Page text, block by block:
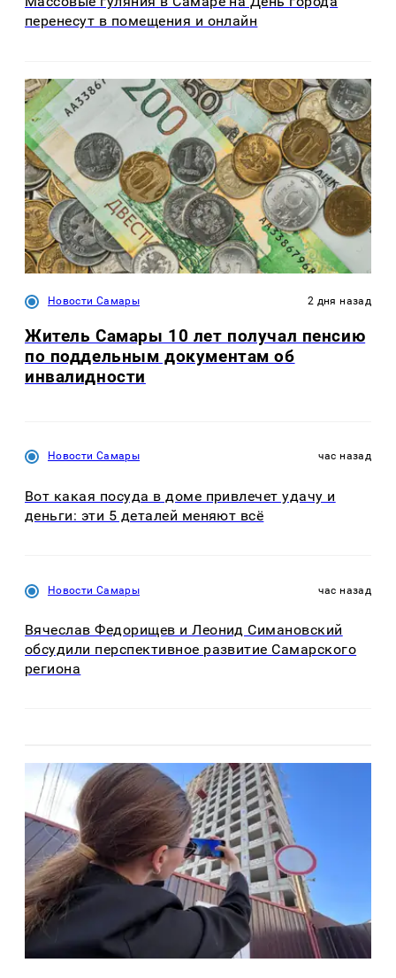
перенесут в помещения и онлайн
Новости Самары 2 дня назад
Житель Самары 10 лет получал пенсию
по поддельным документам об
инвалидности
Новости Самары час назад
Вот какая посуда в доме привлечет удачу и
деньги: эти 5 деталей меняют всё
Новости Самары час назад
Вячеслав Федорищев и Леонид Симановский
обсудили перспективное развитие Самарского
региона